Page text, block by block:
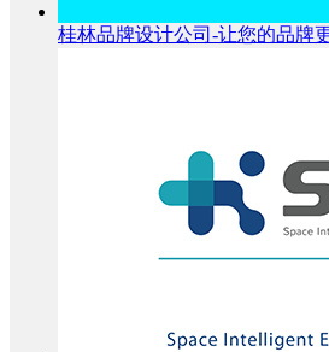
桂林品牌设计公司-让您的品牌